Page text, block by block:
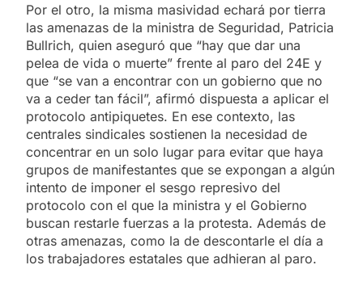
Por el otro, la misma masividad echará por tierra
las amenazas de la ministra de Seguridad, Patricia
Bullrich, quien aseguró que “hay que dar una
pelea de vida o muerte” frente al paro del 24E y
que “se van a encontrar con un gobierno que no
va a ceder tan fácil”, afirmó dispuesta a aplicar el
protocolo antipiquetes. En ese contexto, las
centrales sindicales sostienen la necesidad de
concentrar en un solo lugar para evitar que haya
grupos de manifestantes que se expongan a algún
intento de imponer el sesgo represivo del
protocolo con el que la ministra y el Gobierno
buscan restarle fuerzas a la protesta. Además de
otras amenazas, como la de descontarle el día a
los trabajadores estatales que adhieran al paro.